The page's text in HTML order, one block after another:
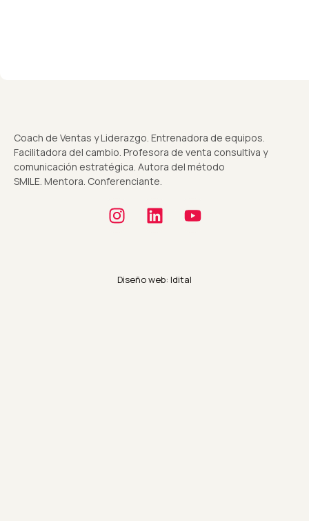
Coach de Ventas y Liderazgo. Entrenadora de equipos.
Facilitadora del cambio. Profesora de venta consultiva y
comunicación estratégica. Autora del método
SMILE. Mentora. Conferenciante.
Diseño web: Idital